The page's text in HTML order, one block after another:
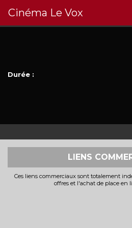
Cinéma Le Vox
Durée :
LIENS
Ces liens commerciaux sont totalement
offres et l'achat de place en